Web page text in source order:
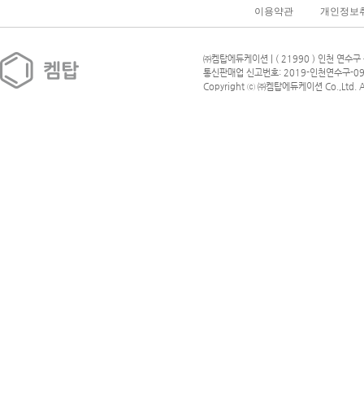
이용약관 개인정보
㈜켐탑에듀케이션 | ( 21990 ) 인천 연수
통신판매업 신고번호: 2019-인천연수구-
Copyright ⓒ ㈜켐탑에듀케이션 Co.,Ltd.